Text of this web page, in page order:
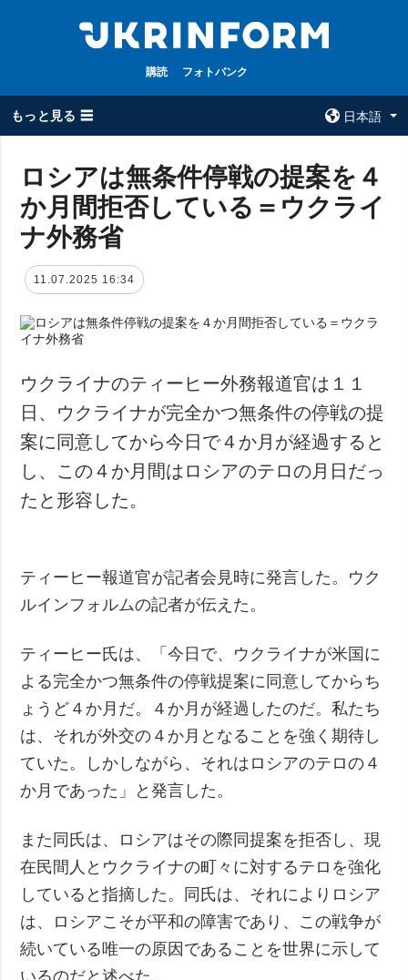
購読 フォトバンク
もっと見る ☰
日本語
全てのトピック
戦争
政治
経済・復興
防衛
社会・文化
スポーツ
犯罪
事故・緊急事態
ウクルインフォ
追加
写真
動画
ロシアは無条件停戦の提案を４
か月間拒否している＝ウクライ
ナ外務省
11.07.2025 16:34
ウクライナのティーヒー外務報道官は１１
日、ウクライナが完全かつ無条件の停戦の提
案に同意してから今日で４か月が経過すると
し、この４か月間はロシアのテロの月日だっ
たと形容した。
ティーヒー報道官が記者会見時に発言した。ウク
ルインフォルムの記者が伝えた。
ティーヒー氏は、「今日で、ウクライナが米国に
よる完全かつ無条件の停戦提案に同意してからち
ょうど４か月だ。４か月が経過したのだ。私たち
は、それが外交の４か月となることを強く期待し
ていた。しかしながら、それはロシアのテロの４
か月であった」と発言した。
また同氏は、ロシアはその際同提案を拒否し、現
在民間人とウクライナの町々に対するテロを強化
していると指摘した。同氏は、それによりロシア
は、ロシアこそが平和の障害であり、この戦争が
続いている唯一の原因であることを世界に示して
いるのだと述べた。